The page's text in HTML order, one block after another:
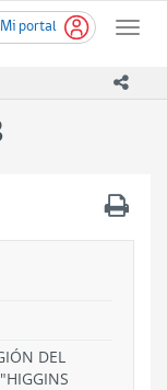
Mi portal
Toggle
DEL